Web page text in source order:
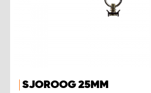
SJOROOG 25MM
WORK SYSTEM UITHOORN